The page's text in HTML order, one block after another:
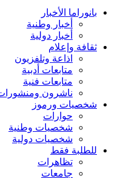
بانوراما الأخبار
أخبار وطنية
أخبار دولية
ثقافة وإعلام
اذاعة وتلفزيون
متابعات أدبية
متابعات فنية
ناشرون
شخصيات ورموز
حوارات
شخصيات وطنية
شخصيات دولية
للطلبة فقط
تظاهرات
جامعات